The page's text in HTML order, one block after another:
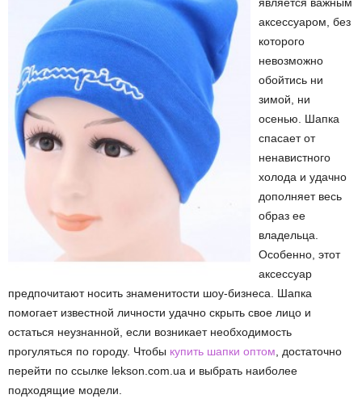
аксессуаром, без
которого
невозможно
обойтись ни
зимой, ни
осенью. Шапка
спасает от
ненавистного
холода и удачно
дополняет весь
образ ее
владельца.
Особенно, этот
аксессуар
предпочитают носить знаменитости шоу-бизнеса. Шапка
помогает известной личности удачно скрыть свое лицо и
остаться неузнанной, если возникает необходимость
прогуляться по городу. Чтобы купить шапки оптом , достаточно
перейти по ссылке lekson.com.ua и выбрать наиболее
подходящие модели.